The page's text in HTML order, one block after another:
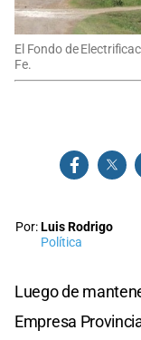
El Fondo de
Fe.
Por:Luis Rodrigo
Política
Luego de
Empresa